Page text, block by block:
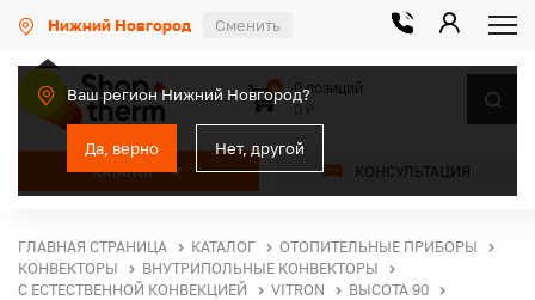
Нижний Новгород Сменить
Ваш регион Нижний Новгород?
Да, верно Нет, другой
КАТАЛОГ КОНСУЛЬТАЦИЯ
0
0 позиций
ГЛАВНАЯ СТРАНИЦА КАТАЛОГ
ОТОПИТЕЛЬНЫЕ ПРИБОРЫ
КОНВЕКТОРЫ
ВНУТРИПОЛЬНЫЕ КОНВЕКТОРЫ
С ЕСТЕСТВЕННОЙ КОНВЕКЦИЕЙ
VITRON
ВЫСОТА 90